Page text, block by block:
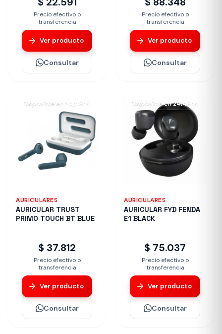
Precio efectivo o
transferencia
Ver producto
Consultar
Precio efectivo o
transferencia
Ver producto
Consultar
Disponible en 24/48hs
AURICULARES
AURICULAR TRUST
PRIMO TOUCH BT BLUE
$ 37.812
Precio efectivo o
transferencia
Ver producto
Consultar
Disponible en 24/48hs
AURICULARES
AURICULAR FYD FENDA
E1 BLACK
$ 75.037
Precio efectivo o
transferencia
Ver producto
Consultar